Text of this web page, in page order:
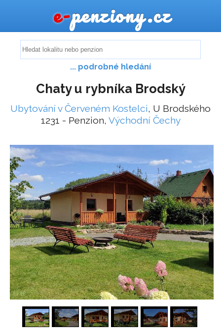
e-penziony.cz
... podrobné hledání
Chaty u rybníka Brodský
Ubytování v Červeném Kostelci, U Brodského
1231 - Penzion, Východní Čechy
1/16